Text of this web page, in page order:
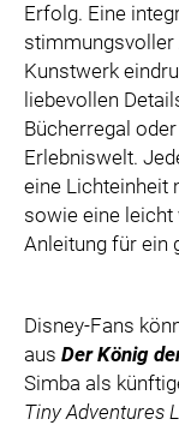
KOSPET
WARNER BROS.
ZOOPLUS
RABEA ROGGE
SUPERUM
PRESSEBILDER
PRESSEKONTAKT
Erfolg. Eine
Kunstwerk
liebevollen
Bücherregal
Erlebniswelt.
eine Lichteinheit
sowie eine
Anleitung für ein
Disney-Fans
aus Der König
Simba als
Tiny Adventures